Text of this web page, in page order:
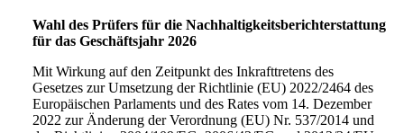
Wahl des Prüfers für die Nachhaltigkeitsberichterstattung
für das Geschäftsjahr 2026
Mit Wirkung auf den Zeitpunkt des Inkrafttretens des
Gesetzes zur Umsetzung der Richtlinie (EU) 2022/2464 des
Europäischen Parlaments und des Rates vom 14. Dezember
2022 zur Änderung der Verordnung (EU) Nr. 537/2014 und